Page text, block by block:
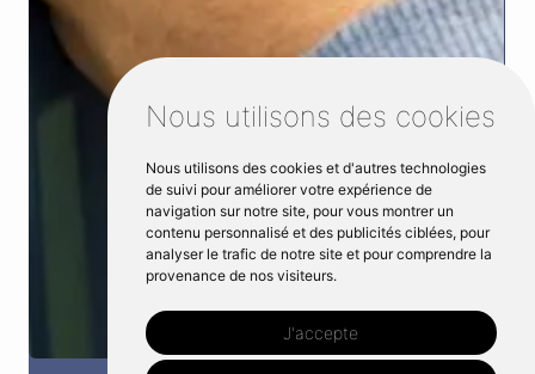
Nous utilisons des cookies
Nous utilisons des cookies et d'autres technologies
de suivi pour améliorer votre expérience de
navigation sur notre site, pour vous montrer un
contenu personnalisé et des publicités ciblées, pour
analyser le trafic de notre site et pour comprendre la
provenance de nos visiteurs.
J'accepte